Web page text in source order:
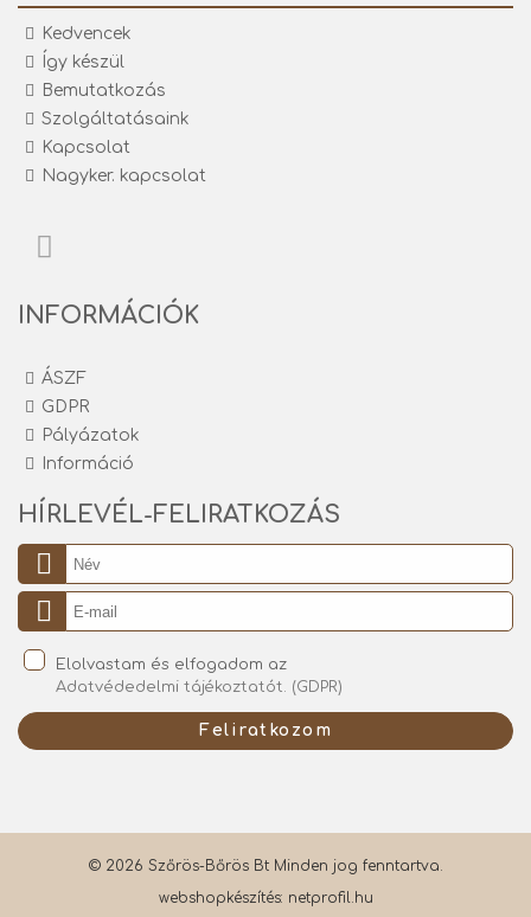
Kedvencek
Így készül
Bemutatkozás
Szolgáltatásaink
Kapcsolat
Nagyker. kapcsolat
INFORMÁCIÓK
ÁSZF
GDPR
Pályázatok
Információ
HÍRLEVÉL-FELIRATKOZÁS
Elolvastam és elfogadom az
Adatvédedelmi tájékoztatót. (GDPR)
Feliratkozom
© 2026 Szőrös-Bőrös Bt Minden jog fenntartva.
webshopkészítés: netprofil.hu